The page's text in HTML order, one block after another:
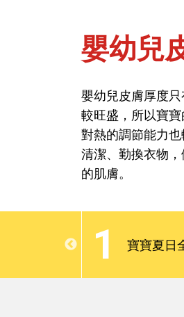
首頁 問健康-
嬰幼兒
嬰幼兒皮膚厚度
較旺盛，所以寶
對熱的調節能力
清潔、勤換衣物
的肌膚。
1 寶寶夏日
嬰幼兒
較旺盛，所以寶
對熱的調節能力
清潔、勤換衣物